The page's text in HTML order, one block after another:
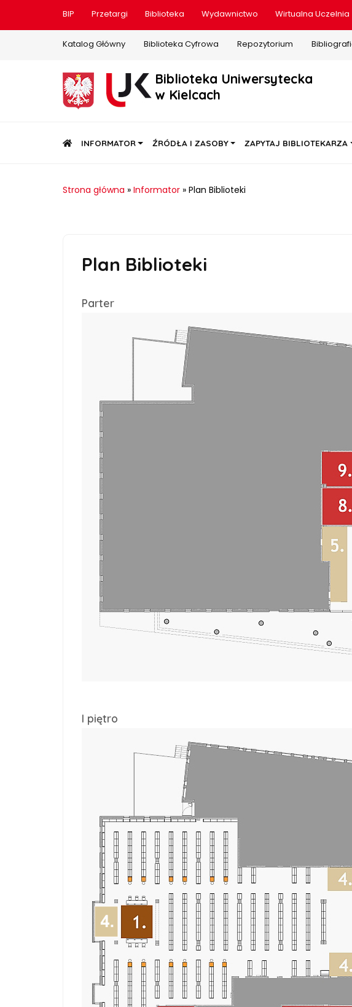
BIP Przetargi Biblioteka Wydawnictwo Wirtualna Uczelnia
Katalog Główny Biblioteka Cyfrowa Repozytorium
Biblioteka Uniwersytecka
w Kielcach
STRONA GŁÓWNA
INFORMATOR ŹRÓDŁA I ZASOBY ZAPYTAJ BIBLIOTEKARZA
Strona główna » Informator » Plan Biblioteki
Plan Biblioteki
Parter
I piętro